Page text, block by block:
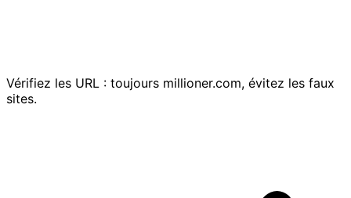
Vérifiez les URL : toujours millioner.com, évitez les faux
sites.